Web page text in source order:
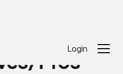
Login
Pros